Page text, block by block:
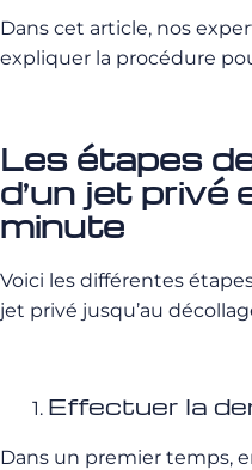
Dans cet article, nos
expliquer la procédure
Les étapes
d’un jet privé
minute
Voici les différentes
jet privé jusqu’au
Effectuer la
Dans un premier temps,